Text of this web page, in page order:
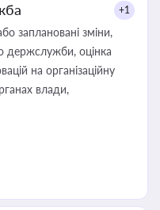
+1
заплановані зміни,
держслужби, оцінка
на організаційну
влади,